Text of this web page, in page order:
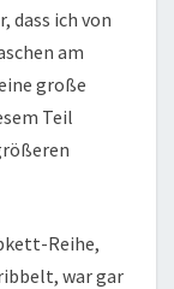
dass ich von
am
große
Teil
Reihe,
war gar